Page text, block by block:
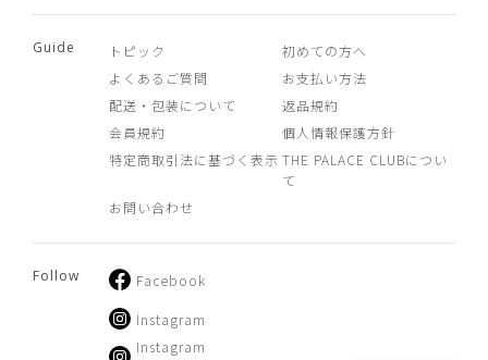
Guide トピック
初めての方へ
よくあるご質問
お支払い方法
配送・包装について
返品規約
会員規約
個人情報保護方針
特定商取引法に基づく表示 THE PALACE CLUBについ
て
お問い合わせ
Follow Facebook
Instagram
Instagram